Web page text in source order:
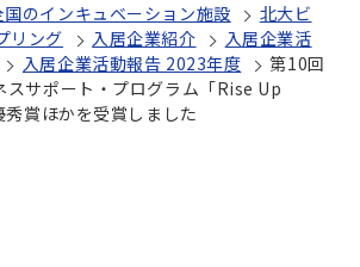
国のインキュベーション施設
北大ビ
リング
入居企業紹介
入居企業活
入居企業活動報告 2023年度
第10回
スサポート・プログラム「Rise Up
賞ほかを受賞しました